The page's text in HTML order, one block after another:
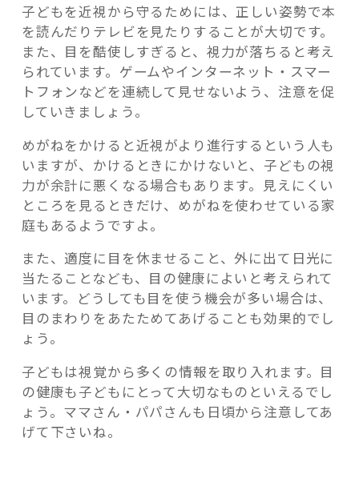
子どもを近視から守るためには、正しい姿勢で本
を読んだりテレビを見たりすることが大切です。
また、目を酷使しすぎると、視力が落ちると考え
られています。ゲームやインターネット・スマー
トフォンなどを連続して見せないよう、注意を促
していきましょう。
めがねをかけると近視がより進行するという人も
いますが、かけるときにかけないと、子どもの視
力が余計に悪くなる場合もあります。見えにくい
ところを見るときだけ、めがねを使わせている家
庭もあるようですよ。
また、適度に目を休ませること、外に出て日光に
当たることなども、目の健康によいと考えられて
います。どうしても目を使う機会が多い場合は、
目のまわりをあたためてあげることも効果的でし
ょう。
子どもは視覚から多くの情報を取り入れます。目
の健康も子どもにとって大切なものといえるでし
ょう。ママさん・パパさんも日頃から注意してあ
げて下さいね。